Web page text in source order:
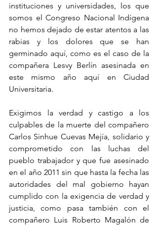
instituciones y universidades, los que
somos el Congreso Nacional Indígena
no hemos dejado de estar atentos a las
rabias y los dolores que se han
germinado aquí, como es el caso de la
compañera Lesvy Berlín asesinada en
este mismo año aquí en Ciudad
Universitaria.
Exigimos la verdad y castigo a los
culpables de la muerte del compañero
Carlos Sinhue Cuevas Mejía, solidario y
comprometido con las luchas del
pueblo trabajador y que fue asesinado
en el año 2011 sin que hasta la fecha las
autoridades del mal gobierno hayan
cumplido con la exigencia de verdad y
justicia, como pasa también con el
compañero Luis Roberto Magalón de